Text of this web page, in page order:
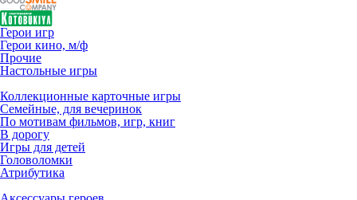
Герои игр
Герои кино, м/ф
Прочие
Настольные игры
Коллекционные карточные игры
Семейные, для вечеринок
По мотивам фильмов, игр, книг
В дорогу
Игры для детей
Головоломки
Атрибутика